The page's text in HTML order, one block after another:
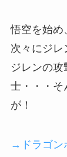
悟空を始め
次々にジレ
ジレンの
士・・・そ
が！
→ドラゴン